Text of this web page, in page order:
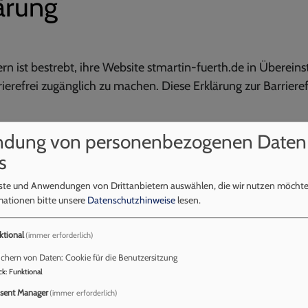
ist bestrebt, ihre Website stmartin-fuerth.de in
zugänglich zu machen. Diese Erklärung zur
Anforderungen
folgenden Unvereinbarkeiten und Ausnahmen
beim Theme
von personenbezogenen
und Anwendungen von Drittanbietern auswählen, die wir nutzen
bitte unsere Datenschutzhinweiselesen.
(immer erforderlich)
von Daten: Cookie für die Benutzersitzung
: Funktional
Manager(immer erforderlich)